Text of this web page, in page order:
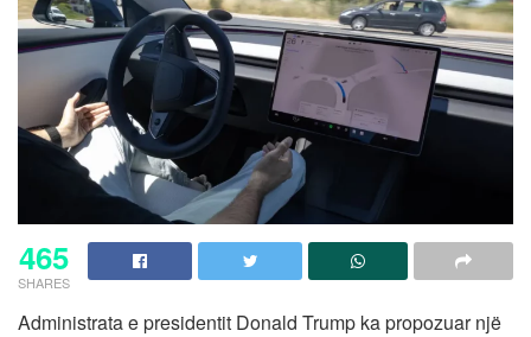
465
SHARES
Administrata e presidentit Donald Trump ka propozuar një